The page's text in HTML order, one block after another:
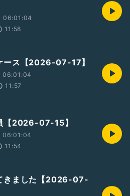
06:01:04
11:58
ース【2026-07-17】
06:01:04
11:57
【2026-07-15】
06:01:04
11:54
きました【2026-07-